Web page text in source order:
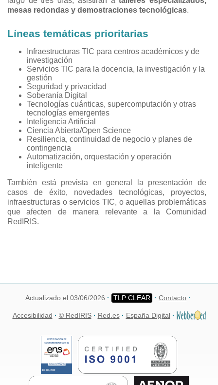
mesas redondas y demostraciones tecnológicas.
Líneas temáticas prioritarias
Infraestructuras TIC para centros académicos y de
investigación
Servicios TIC para la docencia, la investigación y la
gestión
Seguridad y privacidad
Soberanía Digital
Tecnologías cuánticas, supercomputación y otras
tecnologías emergentes
Inteligencia Artificial
Ciencia Abierta/Open Science
Resiliencia, continuidad de negocio y planes de
contingencia
Automatización, orquestación y operación
inteligente
También está prevista en general la presentación de
casos de éxito, novedades tecnológicas, proyectos,
infraestructuras o servicios TIC, o aquellas problemáticas
que afecten de manera relevante a la Comunidad
RedIRIS.
Actualizado el 03/06/2026 Contacto
Accesibilidad © RedIRIS Red.es España Digital